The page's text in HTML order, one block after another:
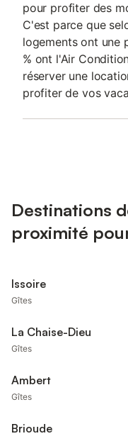
pour profiter des
C'est parce que
logements ont une
% ont l'Air
réserver une
profiter de vos
Destinations
proximité
Issoire
Gîtes
La Chaise-Dieu
Gîtes
Ambert
Gîtes
Brioude